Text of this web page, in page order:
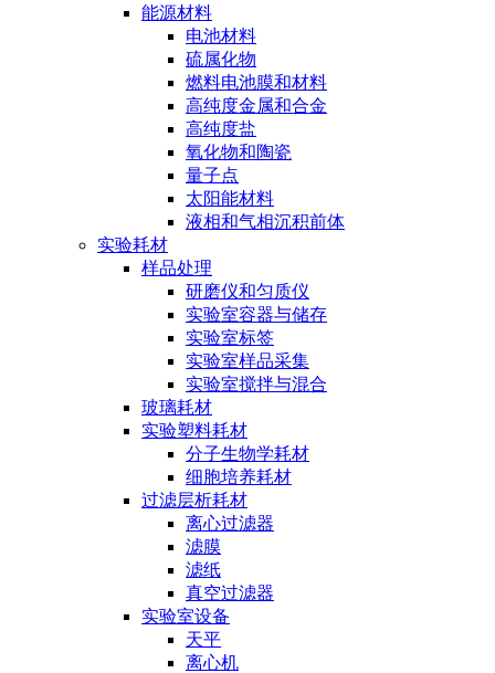
能源材料
电池材料
硫属化物
燃料电池膜和材料
高纯度金属和合金
高纯度盐
氧化物和陶瓷
量子点
太阳能材料
液相和气相沉积前体
实验耗材
样品处理
研磨仪和匀质仪
实验室容器与储存
实验室标签
实验室样品采集
实验室搅拌与混合
玻璃耗材
实验塑料耗材
分子生物学耗材
细胞培养耗材
过滤层析耗材
离心过滤器
滤膜
滤纸
真空过滤器
实验室设备
天平
离心机